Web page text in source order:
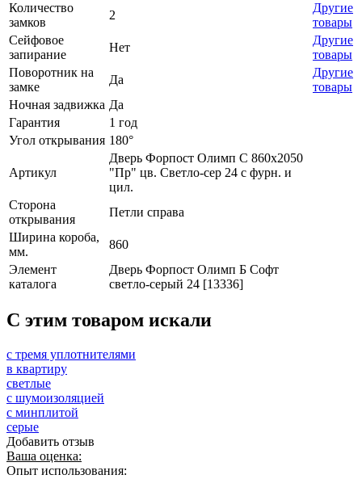
Количество
замков
2
Другие
товары
Сейфовое
запирание
Нет
Другие
товары
Поворотник на
замке
Да
Другие
товары
Ночная задвижка Да
Гарантия
1 год
Угол открывания 180°
Артикул
Дверь Форпост Олимп С 860х2050
"Пр" цв. Светло-сер 24 с фурн. и
цил.
Сторона
открывания
Петли справа
Ширина короба,
мм.
860
Элемент
каталога
Дверь Форпост Олимп Б Софт
светло-серый 24 [13336]
C этим товаром искали
с тремя уплотнителями
в квартиру
светлые
с шумоизоляцией
с минплитой
серые
Добавить отзыв
Ваша оценка:
Опыт использования: